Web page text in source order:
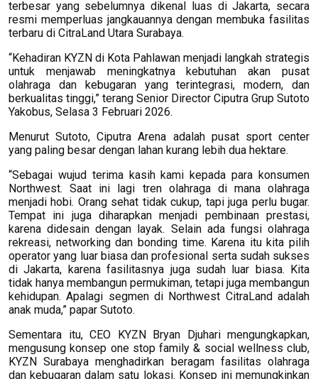
terbesar yang sebelumnya dikenal luas di Jakarta, secara
resmi memperluas jangkauannya dengan membuka fasilitas
terbaru di CitraLand Utara Surabaya.
“Kehadiran KYZN di Kota Pahlawan menjadi langkah strategis
untuk menjawab meningkatnya kebutuhan akan pusat
olahraga dan kebugaran yang terintegrasi, modern, dan
berkualitas tinggi,” terang Senior Director Ciputra Grup Sutoto
Yakobus, Selasa 3 Februari 2026.
Menurut Sutoto, Ciputra Arena adalah pusat sport center
yang paling besar dengan lahan kurang lebih dua hektare.
“Sebagai wujud terima kasih kami kepada para konsumen
Northwest. Saat ini lagi tren olahraga di mana olahraga
menjadi hobi. Orang sehat tidak cukup, tapi juga perlu bugar.
Tempat ini juga diharapkan menjadi pembinaan prestasi,
karena didesain dengan layak. Selain ada fungsi olahraga
rekreasi, networking dan bonding time. Karena itu kita pilih
operator yang luar biasa dan profesional serta sudah sukses
di Jakarta, karena fasilitasnya juga sudah luar biasa. Kita
tidak hanya membangun permukiman, tetapi juga membangun
kehidupan. Apalagi segmen di Northwest CitraLand adalah
anak muda,” papar Sutoto.
Sementara itu, CEO KYZN Bryan Djuhari mengungkapkan,
mengusung konsep one stop family & social wellness club,
KYZN Surabaya menghadirkan beragam fasilitas olahraga
dan kebugaran dalam satu lokasi. Konsep ini memungkinkan